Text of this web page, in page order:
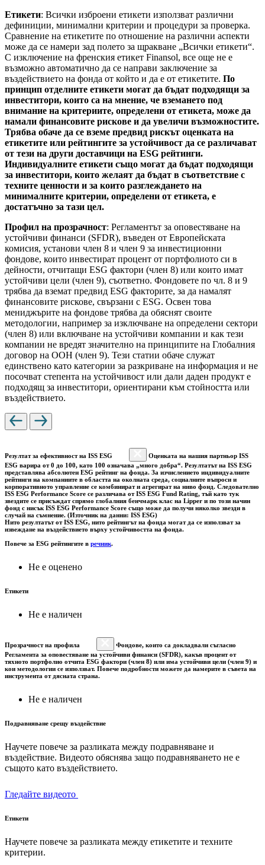
Етикети: Всички изброени етикети използват различни
дефиниции, минимални критерии и процедури за проверка.
Сравнение на етикетите по отношение на различни аспекти
може да се намери зад полето за щракване „Всички етикети“.
С изключение на френския етикет Finansol, все още не е
възможно автоматично да се направи заключение за
въздействието на фонда от който и да е от етикетите. По
принцип отделните етикети могат да бъдат подходящи за
инвеститори, които са на мнение, че вземането под
внимание на критериите, определени от етикета, може да
намали финансовите рискове и да увеличи възможностите.
Трябва обаче да се вземе предвид рискът оценката на
етикетите или рейтингите за устойчивост да се различават
от тези на други доставчици на ESG рейтинги.
Индивидуалните етикети също могат да бъдат подходящи
за инвеститори, които желаят да бъдат в съответствие с
техните ценности и за които разглеждането на
минималните критерии, определени от етикета, е
достатъчно за тази цел.
Профил на прозрачност: Регламентът за оповестяване на
устойчиви финанси (SFDR), въведен от Европейската
комисия, установи член 8 и член 9 за инвестиционни
фондове, които инвестират процент от портфолиото си в
дейности, отчитащи ESG фактори (член 8) или които имат
устойчиви цели (член 9), съответно. Фондовете по чл. 8 и 9
трябва да вземат предвид ESG факторите, за да намалят
финансовите рискове, свързани с ESG. Освен това
мениджърите на фондове трябва да обяснят своите
методологии, например за изключване на определени сектори
(член 8) или включване на устойчиви компании и как тези
компании не вредят значително на принципите на Глобалния
договор на ООН (член 9). Тези статии обаче служат
единствено като категории за разкриване на информация и не
посочват степента на устойчивост или дали даден продукт е
подходящ за инвеститори, ориентирани към стойността или
въздействието.
Резултат за ефективност на ISS ESG
Оценката на нашия партньор ISS
ESG варира от 0 до 100, като 100 означава „много добра“. Резултатът на ISS ESG
представлява абсолютен ESG рейтинг на фонда. За изчислението индивидуалните
рейтинги на компаниите в областта на околната среда, социалните въпроси и
корпоративното управление се комбинират и агрегират на ниво фонд. Следователно
ISS ESG Performance Score се различава от ISS ESG Fund Rating, тъй като тук
звездите се присъждат спрямо глобалния бенчмарк клас на Lipper и по този начин
фонд с нисък ISS ESG Performance Score също може да получи няколко звезди в
случай на съмнение. (Източник на данни: ISS ESG)
Нито резултатът от ISS ESG, нито рейтингът на фонда могат да се използват за
извеждане на въздействието върху устойчивостта на фонда.
Повече за ESG рейтингите в речник.
Не е оценено
Етикети
Не е наличен
Прозрачност на профила
Фондове, които са докладвали съгласно
Регламента за оповестяване на устойчиви финанси (SFDR), какъв процент от
тяхното портфолио отчита ESG фактори (член 8) или има устойчиви цели (член 9) и
кои методологии се използват. Повече подробности можете да намерите в съвета на
инструмента от дясната страна.
Не е наличен
Подравняване срещу въздействие
Научете повече за разликата между подравняване и
въздействие. Видеото обяснява защо подравняването не е
същото като въздействието.
Гледайте видеото
Етикети
Научете повече за разликата между етикетите и техните
критерии.